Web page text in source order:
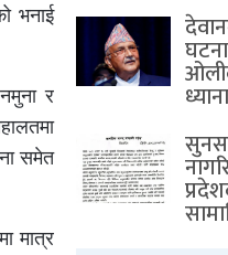
भनाई
र
समेत
मात्र